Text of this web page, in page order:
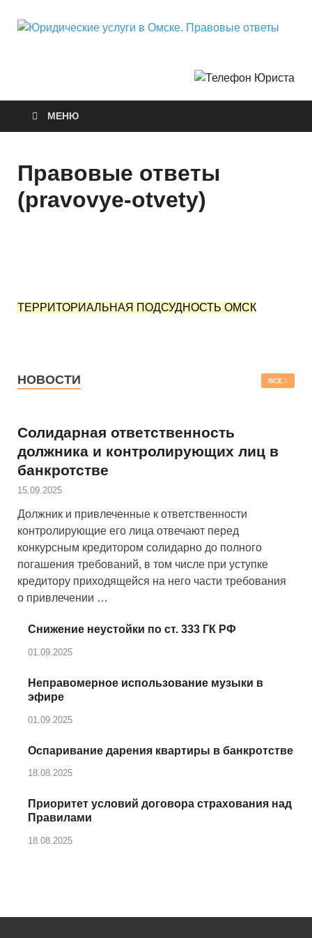
МЕНЮ
Правовые ответы
(pravovye-otvety)
ТЕРРИТОРИАЛЬНАЯ ПОДСУДНОСТЬ ОМСК
НОВОСТИ ВСЕ
Солидарная ответственность
должника и контролирующих лиц в
банкротстве
15.09.2025
Должник и привлеченные к ответственности
контролирующие его лица отвечают перед
конкурсным кредитором солидарно до полного
погашения требований, в том числе при уступке
кредитору приходящейся на него части требования
о привлечении …
Снижение неустойки по ст. 333 ГК РФ
01.09.2025
Неправомерное использование музыки в
эфире
01.09.2025
Оспаривание дарения квартиры в банкротстве
18.08.2025
Приоритет условий договора страхования над
Правилами
18.08.2025